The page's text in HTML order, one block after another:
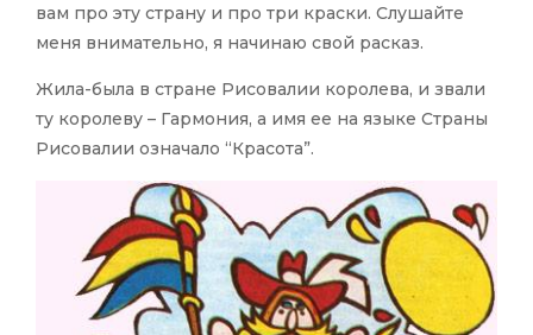
вам про эту страну и про три краски. Слушайте
меня внимательно, я начинаю свой расказ.
Жила-была в стране Рисовалии королева, и звали
ту королеву – Гармония, а имя ее на языке Страны
Рисовалии означало “Красота”.